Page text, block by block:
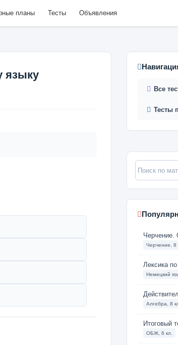
планы Тесты Объявления
языку
Все
Тесты
Черчение, 8
Лексика
Немецкий
Алгебра, 8
Итоговый
ОБЖ, 6 кл.